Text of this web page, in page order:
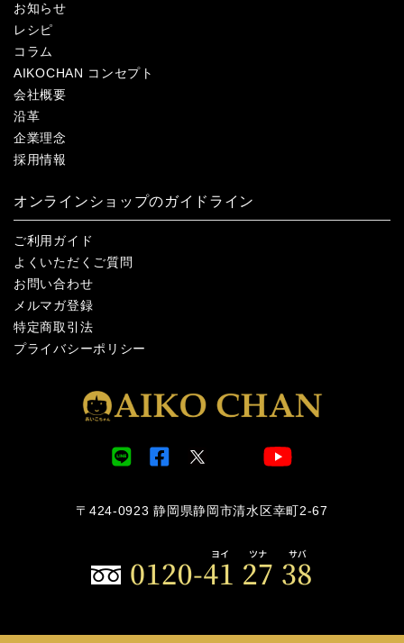
お知らせ
レシピ
コラム
AIKOCHAN コンセプト
会社概要
沿革
企業理念
採用情報
オンラインショップのガイドライン
ご利用ガイド
よくいただくご質問
お問い合わせ
メルマガ登録
特定商取引法
プライバシーポリシー
〒424-0923 静岡県静岡市清水区幸町2-67